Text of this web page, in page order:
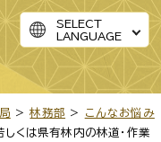
SELECT
LANGUAGE
>林務部 >
こんなお悩み
くは県有林内の林道・作業